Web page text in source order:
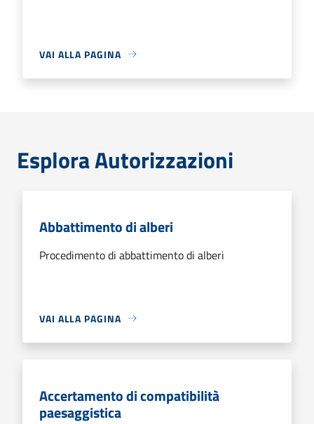
VAI ALLA PAGINA
Esplora Autorizzazioni
Abbattimento di alberi
Procedimento di abbattimento di alberi
VAI ALLA PAGINA
Accertamento di compatibilità
paesaggistica